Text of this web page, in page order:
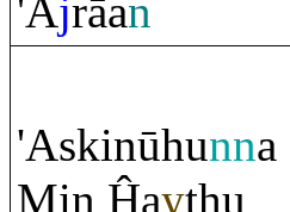
'Ajrāan
'Askinūhunna
Min Ĥaythu